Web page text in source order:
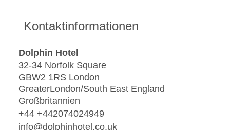
Kontaktinformationen
Dolphin Hotel
32-34 Norfolk Square
GBW2 1RS London
GreaterLondon/South East England
Großbritannien
+44 +442074024949
info@dolphinhotel.co.uk